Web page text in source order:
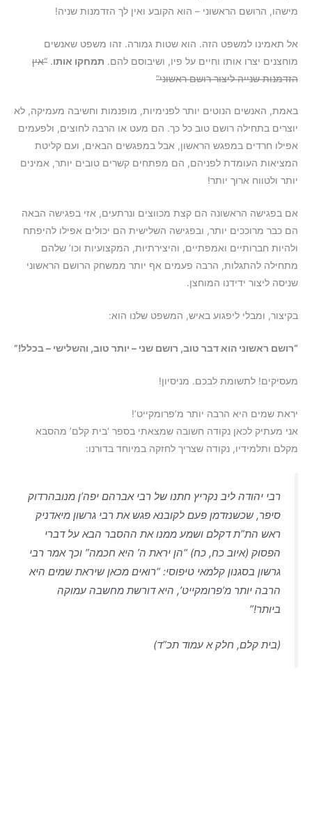
מישהו, הרושם הראשוני – הוא הקובע ואין לך הזדמנות שניה!
אל תאמינו למשפט הזה. הוא שטות גמורה. זהו משפט שאנשים
מוחצנים יצרו אותו וחיים על פיו, ושיבוסם להם. תמחקו אותו. “אין
הזדמנות שנייה ליצור רושם ראשוני”
באמת, האנשים הנוטים יותר לפנימיות, מופנמות וחשיבה מעמיקה, לא
יוצרים בתחילה רושם טוב כל כך. הם מעט או הרבה לחוצים, ולפעמים
אפילו חרדים במפגש הראשון, אבל במפגשים הבאים, ועם קליטת
המציאות העומדת לפניהם, הם מפתחים קשרים טובים יותר, אמינים
יותר ולטווח ארוך יותר!
אם בפגישה הראשונה הם קצת מכווצים ונרתעים, אזי בפגישה הבאה
הם כבר מרוככים יותר, ובפגישה השלישית הם יכולים אפילו להיפתח
ולהיות חברותיים ואמפתיים, והיצירתיות, המקצועיות וכו’ שלהם
מתחילה להתגלות, הרבה פעמים אף יותר ממשחק הרושם הראשוני
שניסה ליצור ידידנו המוחצן.
בקיצור, ומבלי ליפגוע באיש, המשפט שלנו הוא:
“רושם ראשוני הוא דבר טוב, רושם שני – יותר טוב, והשלישי – בכלל!”
מעסיקים! לתשומת לבכם. מניסיון!
יראת שמים היא הרבה יותר מ’פרומקייט’!
אני מעתיק לכאן נקודה חשובה שמצאתי בספר ‘בית קלם’ מהסבא
מקלם ותלמידיו, נקודה שצריך לחזקה במיוחד בדורנו:
רבי יהודה ליב נקריץ חתנו של רבי אברהם יפה’ן מנובהרדוק
סיפר, שכשנזדמן פעם לקובנא פגש את רבי גרשון מיאדניק
ראש הת”ת דקלם ושמע ממנו את ההסבר הבא על דברי
הפסוק (איוב כח, כח) “הן יראת ה’ היא חכמה” וכך אמר רבי
גרשון בסגנון קלמאי טיפוסי: “רואים מכאן שיראת שמים היא
הרבה יותר מ’פרומקייט’, היא דורשת מחשבה עמוקה
ביותר!”
(בית קלם, חלק א עמוד תכ”ד)